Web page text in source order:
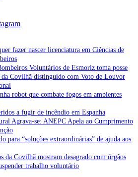
fazer nascer licenciatura em Ciências de
Voluntários de Esmoriz toma posse
da Covilhã distinguido com Voto de Louvor
robot que combate fogos em ambientes
a fugir de incêndio em Espanha
Agrava-se: ANEPC Apela ao Cumprimento
para “soluções extraordinárias” de ajuda aos
da Covilhã mostram desagrado com órgãos
trabalho voluntário